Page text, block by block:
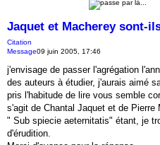
Jaquet et Macherey sont-
Citation
Message09 juin 2005, 17:46
j'envisage de passer l'agrégation
des auteurs à étudier, j'aurais aimé
pris l'habitude de lire vous semble
s'agit de Chantal Jaquet et de
" Sub spiecie aeternitatis" étant, je
d'érudition.